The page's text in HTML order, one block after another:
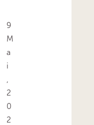
9
M
a
i
2
0
2